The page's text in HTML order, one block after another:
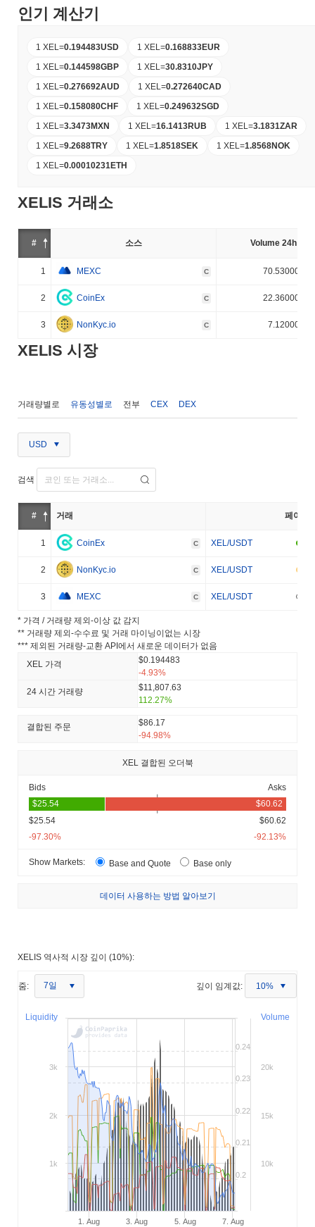
인기 계산기
1 XEL =0.194483USD 1 XEL =0.168833EUR
1 XEL =0.144598GBP 1 XEL =30.8310JPY
1 XEL =0.276692AUD 1 XEL =0.272640CAD
1 XEL =0.158080CHF 1 XEL =0.249632SGD
1 XEL =3.3473MXN 1 XEL =16.1413RUB 1 XEL =3.1831ZAR
1 XEL =9.2688TRY 1 XEL =1.8518SEK 1 XEL =1.8568NOK
1 XEL =0.00010231ETH
XELIS 거래소
# 소스 Volume 24h (%)
1 MEXC C 70.530000%
2 CoinEx C 22.360000%
3 NonKyc.io C 7.120000%
XELIS 시장
거래량별로 유동성별로 전부 CEX DEX
USD
검색
# 거래 페어
1 CoinEx C XEL/USDT
2 NonKyc.io C XEL/USDT
3 MEXC C XEL/USDT
* 가격 / 거래량 제외-이상 값 감지
** 거래량 제외-수수료 및 거래 마이닝이없는 시장
*** 제외된 거래량-교환 API에서 새로운 데이터가 없음
XEL 가격
$0.194483
-4.93%
24 시간 거래량
$11,807.63
112.27%
결합된 주문
$86.17
-94.98%
XEL 결합된 오더북
Bids Asks
$25.54
$60.62
-97.30%
-92.13%
Show Markets: Base and Quote Base only
데이터 사용하는 방법 알아보기
XELIS 역사적 시장 깊이 (10%):
줌: 7일 깊이 임계값: 10%
Volume
Liquidity
1. Aug 3. Aug 5. Aug 7. Aug
0.2
0.21
0.22
0.23
0.24
10k
15k
20k
1k
2k
3k